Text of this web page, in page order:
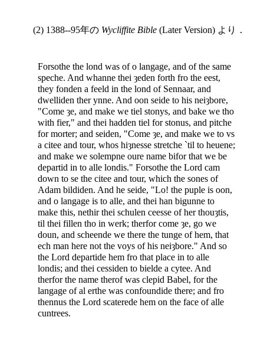
(2) 1388--95年の Wycliffite Bible (Later Version) より．
Forsothe the lond was of o langage, and of the same
speche. And whanne thei ȝeden forth fro the eest,
they fonden a feeld in the lond of Sennaar, and
dwelliden ther ynne. And oon seide to his neiȝbore,
"Come ȝe, and make we tiel stonys, and bake we tho
with fier," and thei hadden tiel for stonus, and pitche
for morter; and seiden, "Come ȝe, and make we to vs
a citee and tour, whos hiȝnesse stretche `til to heuene;
and make we solempne oure name bifor that we be
departid in to alle londis." Forsothe the Lord cam
down to se the citee and tour, which the sones of
Adam bildiden. And he seide, "Lo! the puple is oon,
and o langage is to alle, and thei han bigunne to
make this, nethir thei schulen ceesse of her thouȝtis,
til thei fillen tho in werk; therfor come ȝe, go we
doun, and scheende we there the tunge of hem, that
ech man here not the voys of his neiȝbore." And so
the Lord departide hem fro that place in to alle
londis; and thei cessiden to bielde a cytee. And
therfor the name therof was clepid Babel, for the
langage of al erthe was confoundide there; and fro
thennus the Lord scaterede hem on the face of alle
cuntrees.